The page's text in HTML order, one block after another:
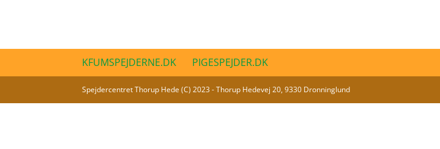
KFUMSPEJDERNE.DK PIGESPEJDER.DK
Spejdercentret Thorup Hede (C) 2023 - Thorup Hedevej 20, 9330 Dronninglund